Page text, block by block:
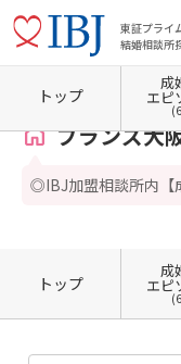
東証プライ
結婚相談所
ホーム 大阪府の結婚相談所
ブランズ大
◎IBJ加盟相談所内【
トップ
成
エピ
トップ
成
エピ